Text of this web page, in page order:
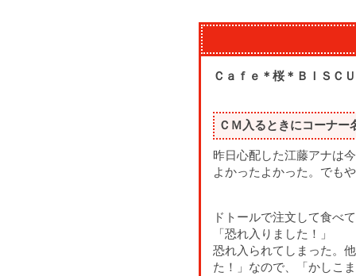
Ｃａｆｅ＊桜＊ＢＩＳＣ
ＣＭ入るときにコーナー
昨日心配した江藤アナは
よかったよかった。でも
ドトールで注文して食べ
「恐れ入りました！」
恐れ入られてしまった。
た！」なので、「かしこ